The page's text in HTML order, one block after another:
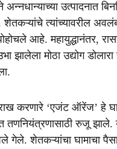
उत्पादनात
त्यांच्यावरील
आहे. महायुद्धानंतर,
झालेला मोठा उद्योग
करणारे ‘एजंट ऑरेंज’ हे
तणनियंत्रणासाठी रुजू झाले.
गेले. शेतकऱ्यांचा घामाचा पैसा